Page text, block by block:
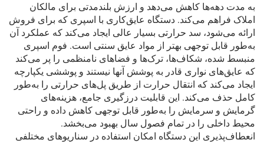
به مدت دهه‌ها کاهش می‌دهد و ارزش بلندمدتی برای مالکان
املاک فراهم می‌کند. دستگاه عایق‌کاری با اسپری که برای فروش
ارائه می‌شود، سد حرارتی بسیار عالی ایجاد می‌کند که عملکرد آن
به‌طور قابل توجهی بهتر از مواد عایق سنتی است. فوم اسپری
منبسط شده، شکاف‌ها، ترک‌ها و فضاهای نامنظمی را پر می‌کند
که عایق‌های نواری قادر به پوشش آنها نیستند و پوششی یکپارچه
ایجاد می‌کند که انتقال حرارت از طریق پل‌های حرارتی را به‌طور
کامل حذف می‌کند. این قابلیت درزگیری جامع، هزینه‌های
گرمایش و سرمایش را به‌طور قابل توجهی کاهش داده و راحتی
محیط داخلی را در تمام فصول سال بهبود می‌بخشد.
انعطاف‌پذیری این دستگاه امکان استفاده در سناریوهای مختلفی